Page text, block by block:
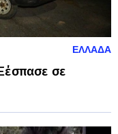
ΕΛΛΑΔΑ
σε